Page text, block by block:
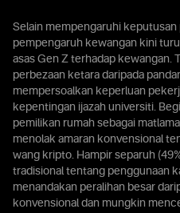
Selain mempengaruhi
pempengaruh kewangan kini
asas Gen Z terhadap kewangan.
perbezaan ketara daripada
mempersoalkan keperluan
kepentingan ijazah universiti.
pemilikan rumah sebagai
menolak amaran konvensional
wang kripto. Hampir separuh
tradisional tentang penggunaan
menandakan peralihan besar
konvensional dan mungkin